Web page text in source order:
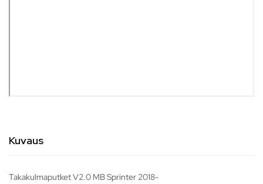
Kuvaus
Takakulmaputket V2.0 MB Sprinter 2018-